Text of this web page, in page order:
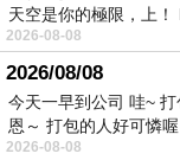
天空是你的極限，上
2026-08-08
2026/08/08
今天一早到公司 哇~
恩～ 打包的人好可憐
2026-08-08